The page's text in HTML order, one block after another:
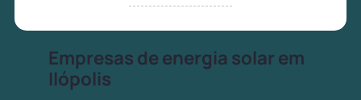
Empresas de energia solar em
Ilópolis